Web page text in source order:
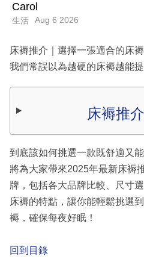
科
職
事
專
欄
訂
Carol
生活 Aug 6 2026
床褥推介｜選擇一張適合的床
我們常誤以為越硬的床褥越能
床褥推
到底該如何挑選一款既舒適又
將為大家帶來2025年最新床褥
牌，包括各大品牌比較、尺寸
床褥的特點，讓你能輕鬆挑選
褥，確保每夜好眠！
回到目錄